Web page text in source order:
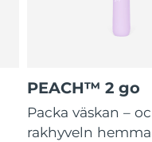
PEACH™ 2 go
Packa väskan –
rakhyveln